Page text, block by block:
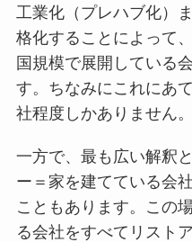
工業化（プレハブ化）
格化することによって
国規模で展開している
す。ちなみにこれにあ
社程度しかありません。
一方で、最も広い解釈
ー＝家を建てている会
こともあります。この
る会社をすべてリスト